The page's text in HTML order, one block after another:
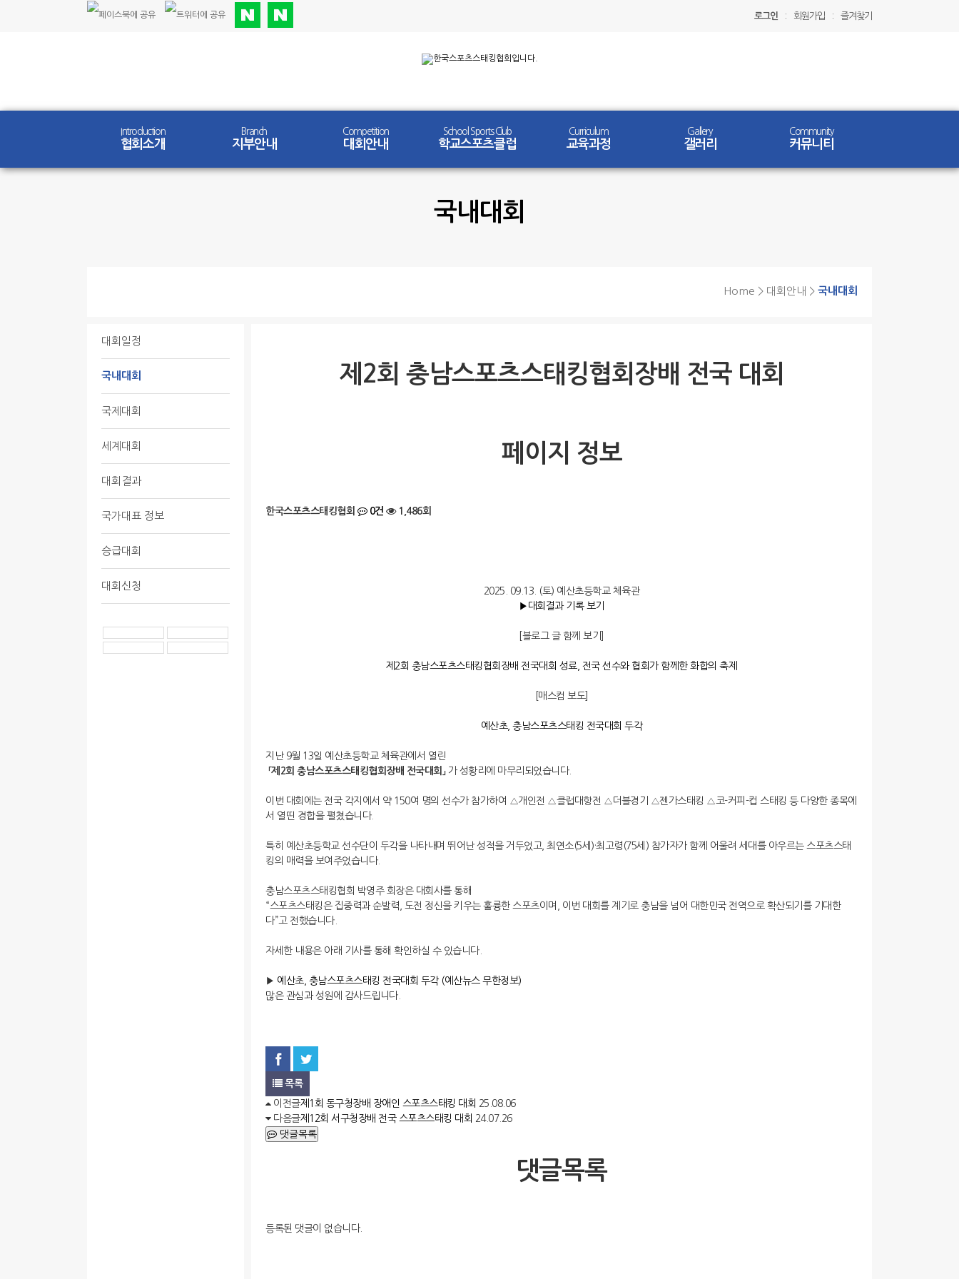
즐겨찾기
회원가입 :
로그인 :
Introduction
협회소개
Branch
지부안내
Competition
대회안내
School Sports Club
학교스포츠클럽
Curriculum
교육과정
Gallery
갤러리
Community
커뮤니티
국내대회
Home > 대회안내 > 국내대회
대회일정
국내대회
국제대회
세계대회
대회결과
국가대표 정보
승급대회
대회신청
제2회 충남스포츠스태킹협회장배 전국 대회
페이지 정보
한국스포츠스태킹협회 0건 1,486회
2025. 09.13. (토) 예산초등학교 체육관
▶대회결과 기록 보기
[블로그 글 함께 보기]
제2회 충남스포츠스태킹협회장배 전국대회 성료, 전국 선수와 협회가 함께한 화합의 축제
[매스컴 보도]
예산초, 충남스포츠스태킹 전국대회 두각
지난 9월 13일 예산초등학교 체육관에서 열린
「제2회 충남스포츠스태킹협회장배 전국대회」가 성황리에 마무리되었습니다.
이번 대회에는 전국 각지에서 약 150여 명의 선수가 참가하여 △개인전 △클럽대항전 △더블경기 △젠가스태킹 △코-커피-컵 스태킹 등 다양한 종목에
서 열띤 경합을 펼쳤습니다.
특히 예산초등학교 선수단이 두각을 나타내며 뛰어난 성적을 거두었고, 최연소(5세)·최고령(75세) 참가자가 함께 어울려 세대를 아우르는 스포츠스태
킹의 매력을 보여주었습니다.
충남스포츠스태킹협회 박영주 회장은 대회사를 통해
“스포츠스태킹은 집중력과 순발력, 도전 정신을 키우는 훌륭한 스포츠이며, 이번 대회를 계기로 충남을 넘어 대한민국 전역으로 확산되기를 기대한
다”고 전했습니다.
자세한 내용은 아래 기사를 통해 확인하실 수 있습니다.
▶ 예산초, 충남스포츠스태킹 전국대회 두각 (예산뉴스 무한정보)
많은 관심과 성원에 감사드립니다.
목록
이전글제1회 동구청장배 장애인 스포츠스태킹 대회 25.08.06
다음글제12회 서구청장배 전국 스포츠스태킹 대회 24.07.26
댓글목록
댓글목록
등록된 댓글이 없습니다.